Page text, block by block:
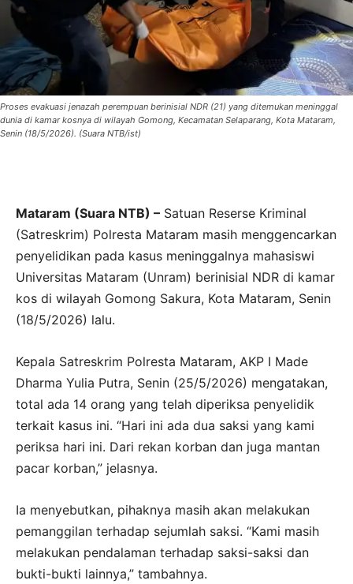
Proses evakuasi jenazah perempuan berinisial NDR (21) yang ditemukan meninggal
dunia di kamar kosnya di wilayah Gomong, Kecamatan Selaparang, Kota Mataram,
Senin (18/5/2026). (Suara NTB/ist)
Mataram (Suara NTB) – Satuan Reserse Kriminal
(Satreskrim) Polresta Mataram masih menggencarkan
penyelidikan pada kasus meninggalnya mahasiswi
Universitas Mataram (Unram) berinisial NDR di kamar
kos di wilayah Gomong Sakura, Kota Mataram, Senin
(18/5/2026) lalu.
Kepala Satreskrim Polresta Mataram, AKP I Made
Dharma Yulia Putra, Senin (25/5/2026) mengatakan,
total ada 14 orang yang telah diperiksa penyelidik
terkait kasus ini. “Hari ini ada dua saksi yang kami
periksa hari ini. Dari rekan korban dan juga mantan
pacar korban,” jelasnya.
Ia menyebutkan, pihaknya masih akan melakukan
pemanggilan terhadap sejumlah saksi. “Kami masih
melakukan pendalaman terhadap saksi-saksi dan
bukti-bukti lainnya,” tambahnya.